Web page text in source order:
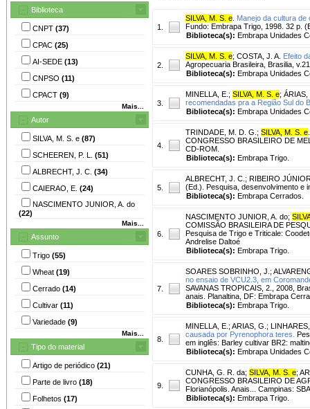
Biblioteca
CNPT (37)
CPAC (25)
AI-SEDE (13)
CNPSO (11)
CPACT (9)
Mais...
Autor
SILVA, M. S. e (87)
SCHEEREN, P. L. (51)
ALBRECHT, J. C. (34)
CAIERAO, E. (24)
NASCIMENTO JUNIOR, A. do
(22)
Mais...
Assunto
Trigo (55)
Wheat (19)
Cerrado (14)
Cultivar (11)
Variedade (9)
Mais...
Tipo do material
Artigo de periódico (21)
Parte de livro (18)
Folhetos (17)
1.
SILVA, M. S. e Manejo da cultura
Fundo: Embrapa Trigo, 1998. 32 p.
Biblioteca(s): Embrapa Unidades
2.
SILVA, M. S. e; COSTA, J. A. Efeito
Agropecuaria Brasileira, Brasilia,
Biblioteca(s): Embrapa Unidades
3.
MINELLA, E. ; SILVA, M. S. e; ÁRIAS,
recomendadas pra a Região Sul do
Biblioteca(s): Embrapa Unidades
4.
TRINDADE, M. D. G. ; SILVA, M. S. e
CONGRESSO BRASILEIRO DE
CD-ROM.
Biblioteca(s): Embrapa Trigo.
5.
ALBRECHT, J. C. ; RIBEIRO
(Ed.). Pesquisa, desenvolvimento e
Biblioteca(s): Embrapa Cerrados.
6.
NASCIMENTO JUNIOR, A. do;
COMISSÃO BRASILEIRA DE
Pesquisa de Trigo e Triticale:
Andrelise Daltoé
Biblioteca(s): Embrapa Trigo.
7.
SOARES SOBRINHO, J. ;
no ensaio de VCU2.3, em
SAVANAS TROPICAIS, 2., 2008,
anais. Planaltina, DF: Embrapa
Biblioteca(s): Embrapa Trigo.
8.
MINELLA, E. ; ARIAS, G. ;
causada por Pyrenophora teres.
em inglês: Barley cultivar BR2:
Biblioteca(s): Embrapa Unidades
9.
CUNHA, G. R. da; SILVA, M. S. e;
CONGRESSO BRASILEIRO DE
Florianópolis. Anais... Campinas:
Biblioteca(s): Embrapa Trigo.